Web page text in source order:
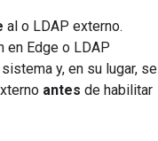
al o LDAP externo.
en Edge o LDAP
y, en su lugar, se
antes de habilitar